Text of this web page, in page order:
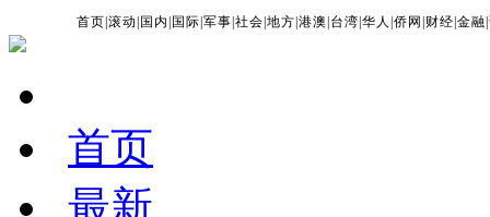
首页 |滚动 国内 国际 |军事 |社会 |地方 |港澳 台湾 |华人 |侨网 财经 |金融 |
首页
最新